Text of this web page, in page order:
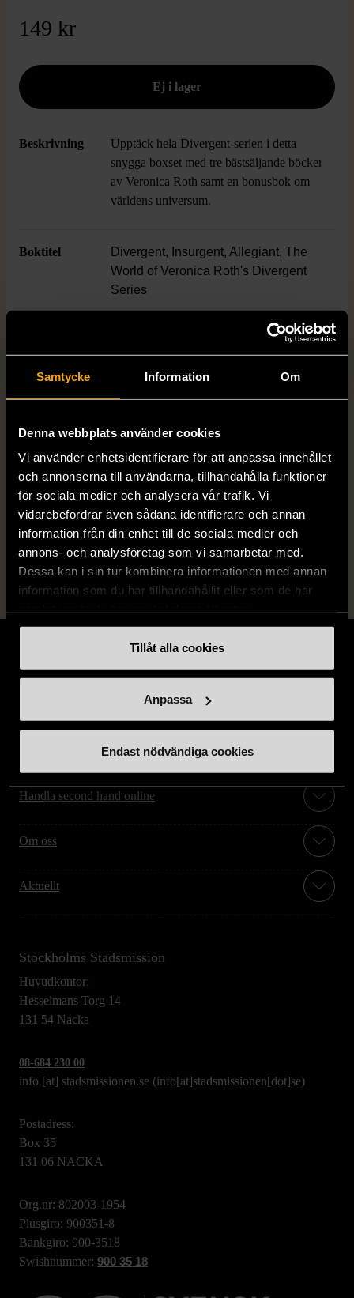
Samtycke Information Om
Denna webbplats använder cookies
Vi använder enhetsidentifierare för att anpassa innehållet
och annonserna till användarna, tillhandahålla funktioner
för sociala medier och analysera vår trafik. Vi
vidarebefordrar även sådana identifierare och annan
information från din enhet till de sociala medier och
annons- och analysföretag som vi samarbetar med.
Dessa kan i sin tur kombinera informationen med annan
information som du har tillhandahållit eller som de har
Tillåt alla cookies
Anpassa
Endast nödvändiga cookies
149 kr
Beskrivning
Upptäck hela Divergent-serien i detta
snygga boxset med tre bästsäljande böcker
av Veronica Roth samt en bonusbok om
världens universum.
Boktitel
Divergent, Insurgent, Allegiant, The
World of Veronica Roth's Divergent
Series
ISBN 978-0-06-228734-2
Mycket gott skick
Produkten är sparsamt använd, är av fin
kvalitet och ska inte ha några skador eller
förslitningar.
Läs mer om hur vi bedömer
Handla second hand online
Om oss
Aktuellt
Stockholms Stadsmission
Huvudkontor:
Hesselmans Torg 14
131 54 Nacka
08-684 230 00
info [at] stadsmissionen.se (info[at]stadsmissionen[dot]se)
Postadress:
Box 35
131 06 NACKA
Org.nr: 802003-1954
Plusgiro: 900351-8
Bankgiro: 900-3518
Swishnummer: 900 35 18